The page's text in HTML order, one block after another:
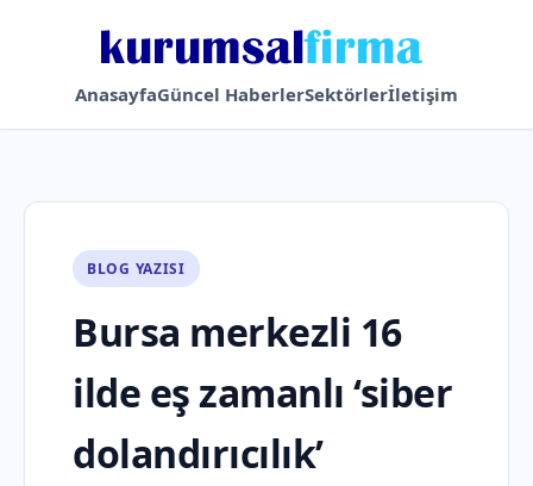
AnasayfaGüncel HaberlerSektörlerİletişim
BLOG YAZISI
Bursa merkezli 16
ilde eş zamanlı ‘siber
dolandırıcılık’